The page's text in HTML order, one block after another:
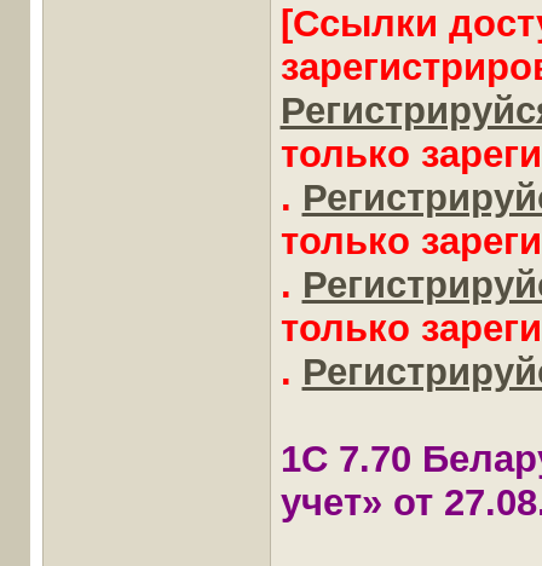
[Ссылки
только
.
только
.
только
.
1С 7.70
учет» от